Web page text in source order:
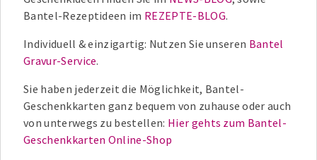
Bantel-Rezeptideen im REZEPTE-BLOG.
Individuell & einzigartig: Nutzen Sie unseren Bantel
Gravur-Service.
Sie haben jederzeit die Möglichkeit, Bantel-
Geschenkkarten ganz bequem von zuhause oder auch
von unterwegs zu bestellen: Hier gehts zum Bantel-
Geschenkkarten Online-Shop